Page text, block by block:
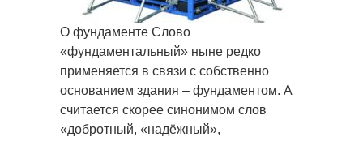
О фундаменте Слово
«фундаментальный» ныне редко
применяется в связи с собственно
основанием здания – фундаментом. А
считается скорее синонимом слов
«добротный, «надёжный»,